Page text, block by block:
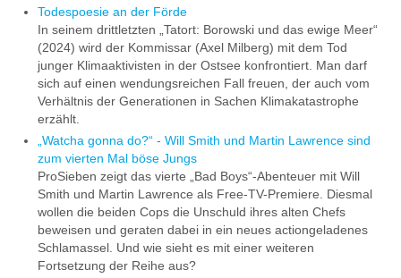
Todespoesie an der Förde
In seinem drittletzten „Tatort: Borowski und das ewige Meer“
(2024) wird der Kommissar (Axel Milberg) mit dem Tod
junger Klimaaktivisten in der Ostsee konfrontiert. Man darf
sich auf einen wendungsreichen Fall freuen, der auch vom
Verhältnis der Generationen in Sachen Klimakatastrophe
erzählt.
„Watcha gonna do?“ - Will Smith und Martin Lawrence sind
zum vierten Mal böse Jungs
ProSieben zeigt das vierte „Bad Boys“-Abenteuer mit Will
Smith und Martin Lawrence als Free-TV-Premiere. Diesmal
wollen die beiden Cops die Unschuld ihres alten Chefs
beweisen und geraten dabei in ein neues actiongeladenes
Schlamassel. Und wie sieht es mit einer weiteren
Fortsetzung der Reihe aus?